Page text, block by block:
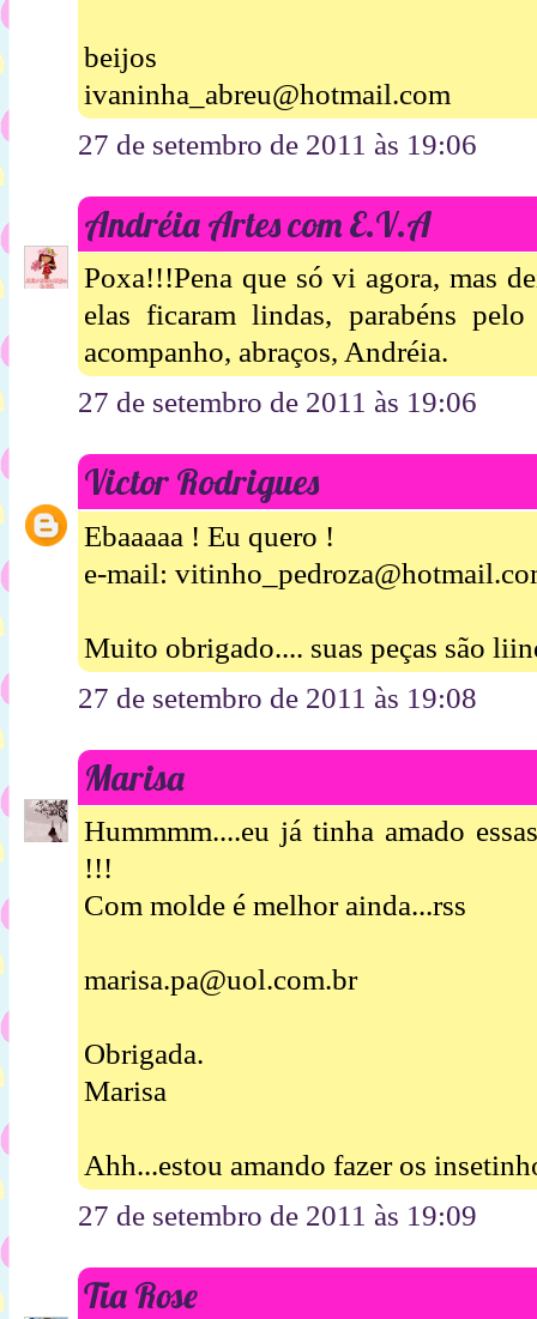
beijos
ivaninha_abreu@hotmail.com
27 de setembro de 2011 às 19:06
Andréia Artes com E.V.A
Poxa!!!Pena que só vi agora, mas
elas ficaram lindas, parabéns
acompanho, abraços, Andréia.
27 de setembro de 2011 às 19:06
Victor Rodrigues
Ebaaaaa ! Eu quero !
e-mail:
Muito obrigado.... suas peças são
27 de setembro de 2011 às 19:08
Marisa
Hummmm....eu já tinha amado
!!!
Com molde é melhor ainda...rss
marisa.pa@uol.com.br
Obrigada.
Marisa
Ahh...estou amando fazer os
27 de setembro de 2011 às 19:09
Tia Rose